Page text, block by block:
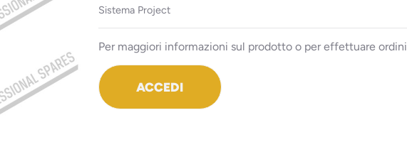
Sistema Project
Per maggiori informazioni sul prodotto o per effettuare ordini
ACCEDI